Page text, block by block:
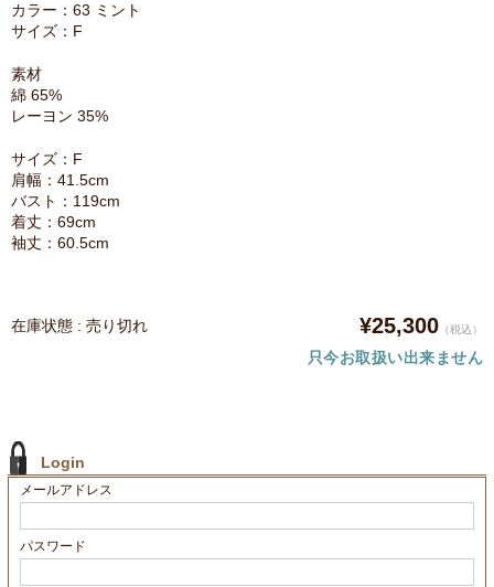
カラー：63 ミント
サイズ：F
素材
綿 65%
レーヨン 35%
サイズ：F
肩幅：41.5cm
バスト：119cm
着丈：69cm
袖丈：60.5cm
在庫状態 : 売り切れ ¥25,300 （税込）
只今お取扱い出来ません
Login
メールアドレス
パスワード